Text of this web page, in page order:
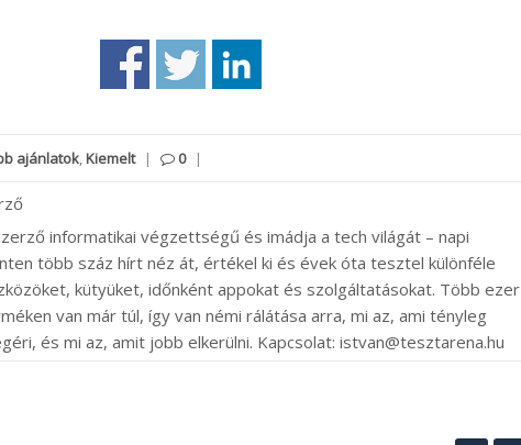
ajánlatok,Kiemelt | 0 |
informatikai végzettségű és imádja a tech világát – napi
több száz hírt néz át, értékel ki és évek óta tesztel különféle
kütyüket, időnként appokat és szolgáltatásokat. Több ezer
van már túl, így van némi rálátása arra, mi az, ami tényleg
és mi az, amit jobb elkerülni. Kapcsolat: istvan@tesztarena.hu